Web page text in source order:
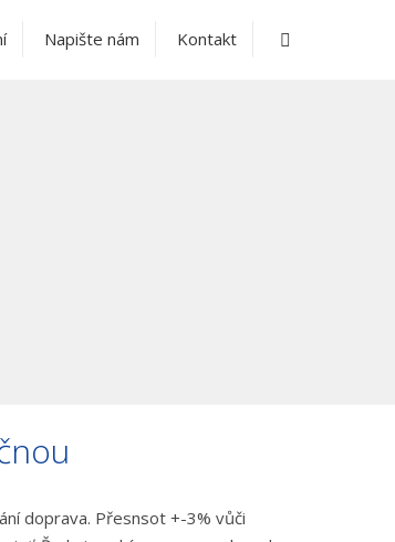
Napište nám Kontakt
doprava. Přesnsot +-3% vůči